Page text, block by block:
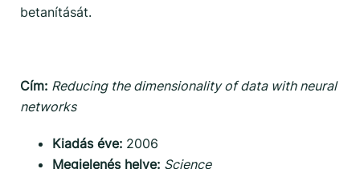
betanítását.
Cím: Reducing the dimensionality of data with neural
networks
Kiadás éve: 2006
Megjelenés helye: Science